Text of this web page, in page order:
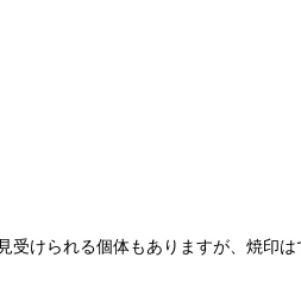
けられる個体もありますが、焼印